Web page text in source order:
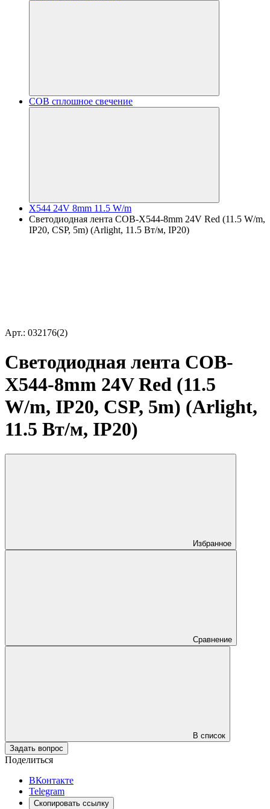
COB сплошное свечение
X544 24V 8mm 11.5 W/m
Светодиодная лента COB-X544-8mm 24V Red (11.5 W/m,
IP20, CSP, 5m) (Arlight, 11.5 Вт/м, IP20)
Арт.: 032176(2)
Светодиодная лента COB-
X544-8mm 24V Red (11.5
W/m, IP20, CSP, 5m) (Arlight,
11.5 Вт/м, IP20)
Избранное
Сравнение
В список
Задать вопрос
Поделиться
ВКонтакте
Telegram
Скопировать ссылку